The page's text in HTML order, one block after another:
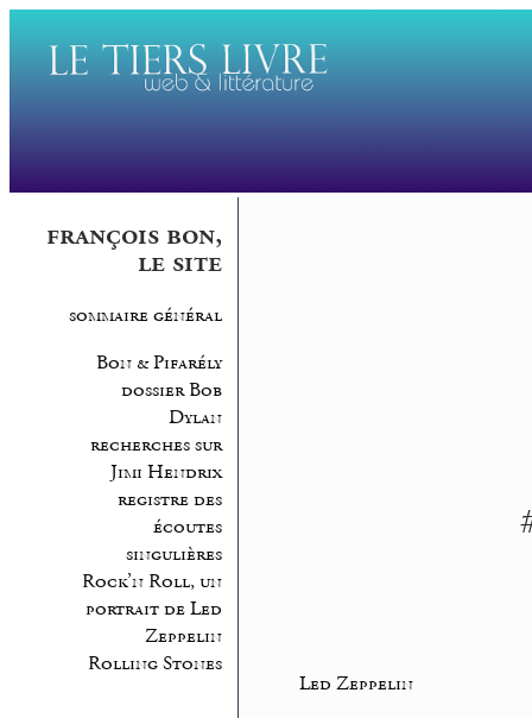
françois bon,
le site
sommaire général
Bon & Pifarély
dossier Bob
Dylan
recherches sur
Jimi Hendrix
registre des
écoutes
singulières
Rock’n Roll, un
portrait de Led
Zeppelin
Rolling Stones
Led Zeppelin